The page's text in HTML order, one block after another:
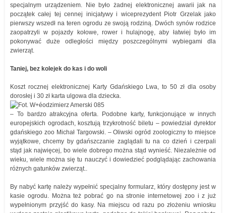
specjalnym urządzeniem. Nie było żadnej elektronicznej awarii jak na
początek całej tej cennej inicjatywy i wiceprezydent Piotr Grzelak jako
pierwszy wszedł na teren ogrodu ze swoją rodziną. Dwóch synów rodzice
zaopatrzyli w pojazdy kołowe, rower i hulajnogę, aby łatwiej było im
pokonywać duże odległości między poszczególnymi wybiegami dla
zwierząt.
Taniej, bez kolejek do kas i do woli
Koszt rocznej elektronicznej Karty Gdańskiego Lwa, to 50 zł dla osoby
dorosłej i 30 zł karta ulgowa dla dziecka.
– To bardzo atrakcyjna oferta. Podobne karty, funkcjonujące w innych
europejskich ogrodach, kosztują trzykrotność biletu – powiedział dyrektor
gdańskiego zoo Michał Targowski. – Oliwski ogród zoologiczny to miejsce
wyjątkowe, chcemy by gdańszczanie zaglądali tu na co dzień i czerpali
stąd jak najwięcej, bo wiele dobrego można stąd wynieść. Niezależnie od
wieku, wiele można się tu nauczyć i dowiedzieć podglądając zachowania
różnych gatunków zwierząt..
By nabyć kartę należy wypełnić specjalny formularz, który dostępny jest w
kasie ogrodu. Można też pobrać go na stronie internetowej zoo i z już
wypełnionym przyjść do kasy. Na miejscu od razu po złożeniu wniosku